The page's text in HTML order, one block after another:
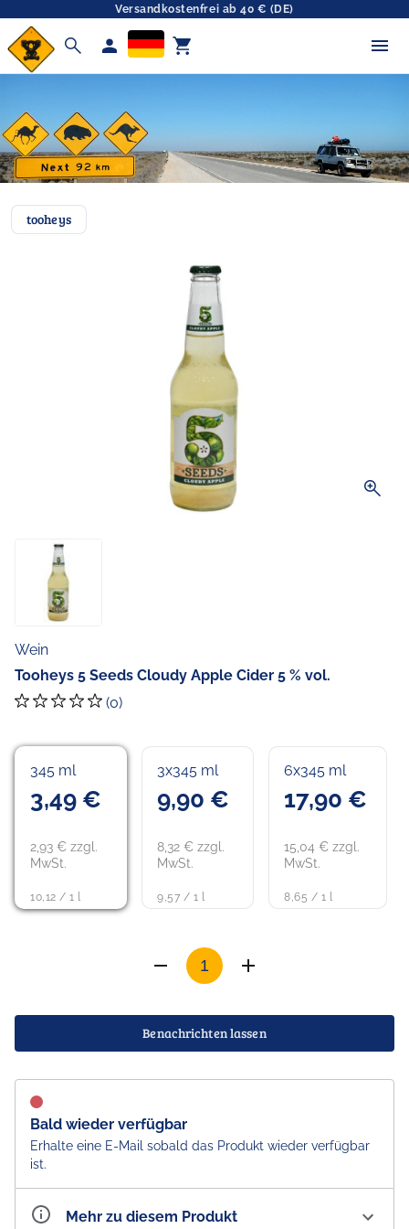
Versandkostenfrei ab 40 € (DE)
search person shopping_cart
tooheys
zoom_in
Wein
Tooheys 5 Seeds Cloudy Apple Cider 5 % vol.
(0)
345 ml
3,49 €
2,93 € zzgl.
MwSt.
10,12 / 1 l
3x345 ml
9,90 €
8,32 € zzgl.
MwSt.
9,57 / 1 l
6x345 ml
17,90 €
15,04 € zzgl.
MwSt.
8,65 / 1 l
Benachrichten lassen
Bald wieder verfügbar
Erhalte eine E-Mail sobald das Produkt wieder verfügbar
ist.
Mehr zu diesem Produkt